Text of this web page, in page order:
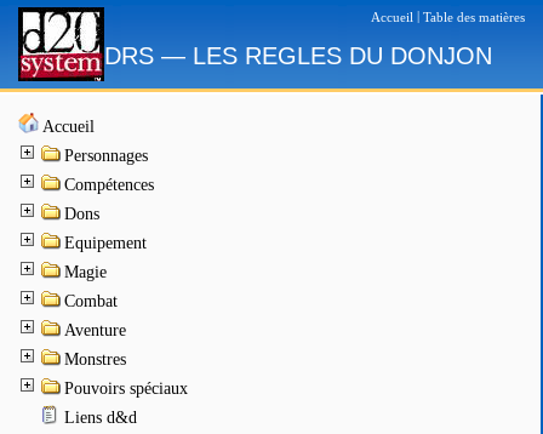
Accueil Table des matières
DRS — LES REGLES DU DONJON
Accueil
Personnages
Compétences
Dons
Equipement
Magie
Combat
Aventure
Monstres
Pouvoirs spéciaux
Liens d&d